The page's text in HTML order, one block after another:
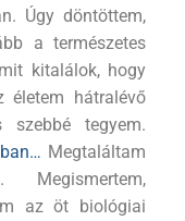
Úgy döntöttem,
a természetes
kitalálok, hogy
életem hátralévő
szebbé tegyem.
Megtaláltam
az öt biológiai